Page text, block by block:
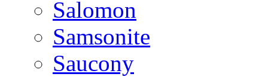
Salomon
Samsonite
Saucony